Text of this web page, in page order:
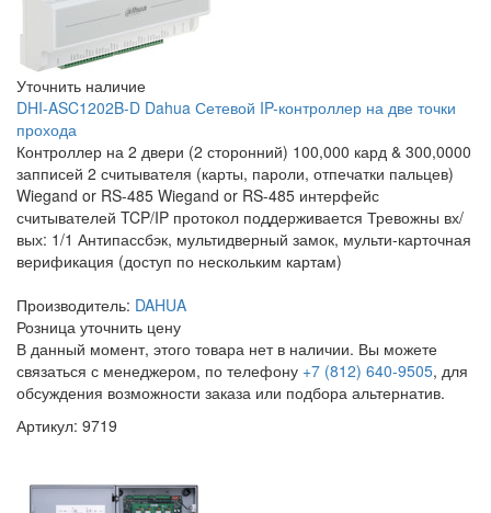
Уточнить наличие
DHI-ASC1202B-D Dahua Сетевой IP-контроллер на две точки
прохода
Контроллер на 2 двери (2 сторонний) 100,000 кард & 300,0000
запписей 2 считывателя (карты, пароли, отпечатки пальцев)
Wiegand or RS-485 Wiegand or RS-485 интерфейс
считывателей TCP/IP протокол поддерживается Тревожны вх/
вых: 1/1 Антипассбэк, мультидверный замок, мульти-карточная
верификация (доступ по нескольким картам)
Производитель: DAHUA
Розница уточнить цену
В данный момент, этого товара нет в наличии. Вы можете
связаться с менеджером, по телефону +7 (812) 640-9505, для
обсуждения возможности заказа или подбора альтернатив.
Артикул: 9719